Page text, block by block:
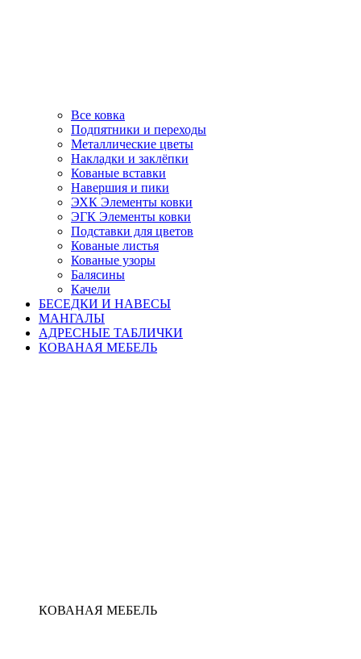
Все ковка
Подпятники и переходы
Металлические цветы
Накладки и заклёпки
Кованые вставки
Навершия и пики
ЭХК Элементы ковки
ЭГК Элементы ковки
Подставки для цветов
Кованые листья
Кованые узоры
Балясины
Качели
БЕСЕДКИ И НАВЕСЫ
МАНГАЛЫ
АДРЕСНЫЕ ТАБЛИЧКИ
КОВАНАЯ МЕБЕЛЬ
КОВАНАЯ МЕБЕЛЬ